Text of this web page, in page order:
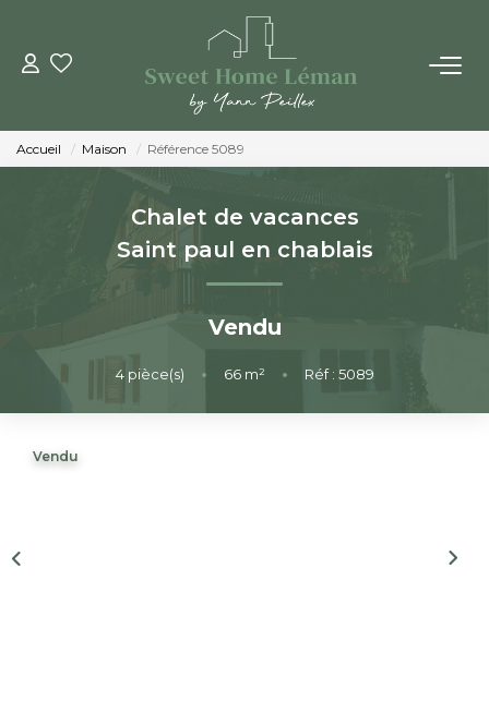
ACHETER
PROGRAMMES NEUFS
ESTIMER EN LIGNE
LES AGENCES
Accueil Maison Référence 5089
Chalet de vacances
Saint paul en chablais
Vendu
4pièce(s) • 66m² • Réf : 5089
Vendu